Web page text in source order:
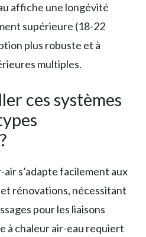
affiche une longévité
supérieure (18-22
plus robuste et à
multiples.
ces systèmes
air s’adapte facilement aux
rénovations, nécessitant
pour les liaisons
à chaleur air-eau requiert